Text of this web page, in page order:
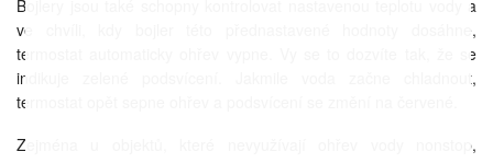
Bojlery jsou také schopny kontrolovat nastavenou teplotu vody a
ve chvíli, kdy bojler této přednastavené hodnoty dosáhne,
termostat automaticky ohřev vypne. Vy se to dozvíte tak, že se
indikuje zelené podsvícení. Jakmile voda začne chladnout,
termostat opět sepne ohřev a podsvícení se změní na červené.
Zejména u objektů, které nevyužívají ohřev vody nonstop,